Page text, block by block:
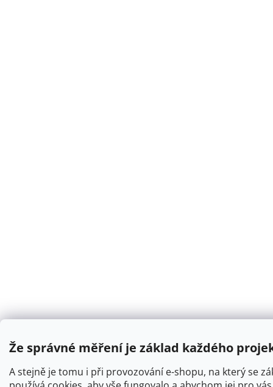
Že správné měření je základ každého
A stejně je tomu i při provozování e-shopu, na který se